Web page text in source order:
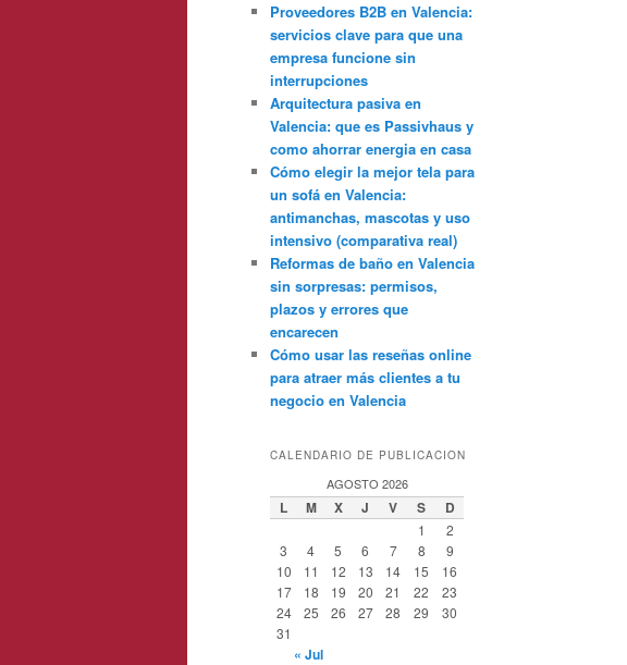
Proveedores B2B en Valencia:
servicios clave para que una
empresa funcione sin
interrupciones
Arquitectura pasiva en
Valencia: que es Passivhaus y
como ahorrar energia en casa
Cómo elegir la mejor tela para
un sofá en Valencia:
antimanchas, mascotas y uso
intensivo (comparativa real)
Reformas de baño en Valencia
sin sorpresas: permisos,
plazos y errores que
encarecen
Cómo usar las reseñas online
para atraer más clientes a tu
negocio en Valencia
CALENDARIO DE PUBLICACION
AGOSTO 2026
L M X J V S D
1
2
3
4 5 6 7 8
9
10
11 12 13 14 15
16
17
18 19 20 21 22
23
24
25 26 27 28 29
30
31
« Jul